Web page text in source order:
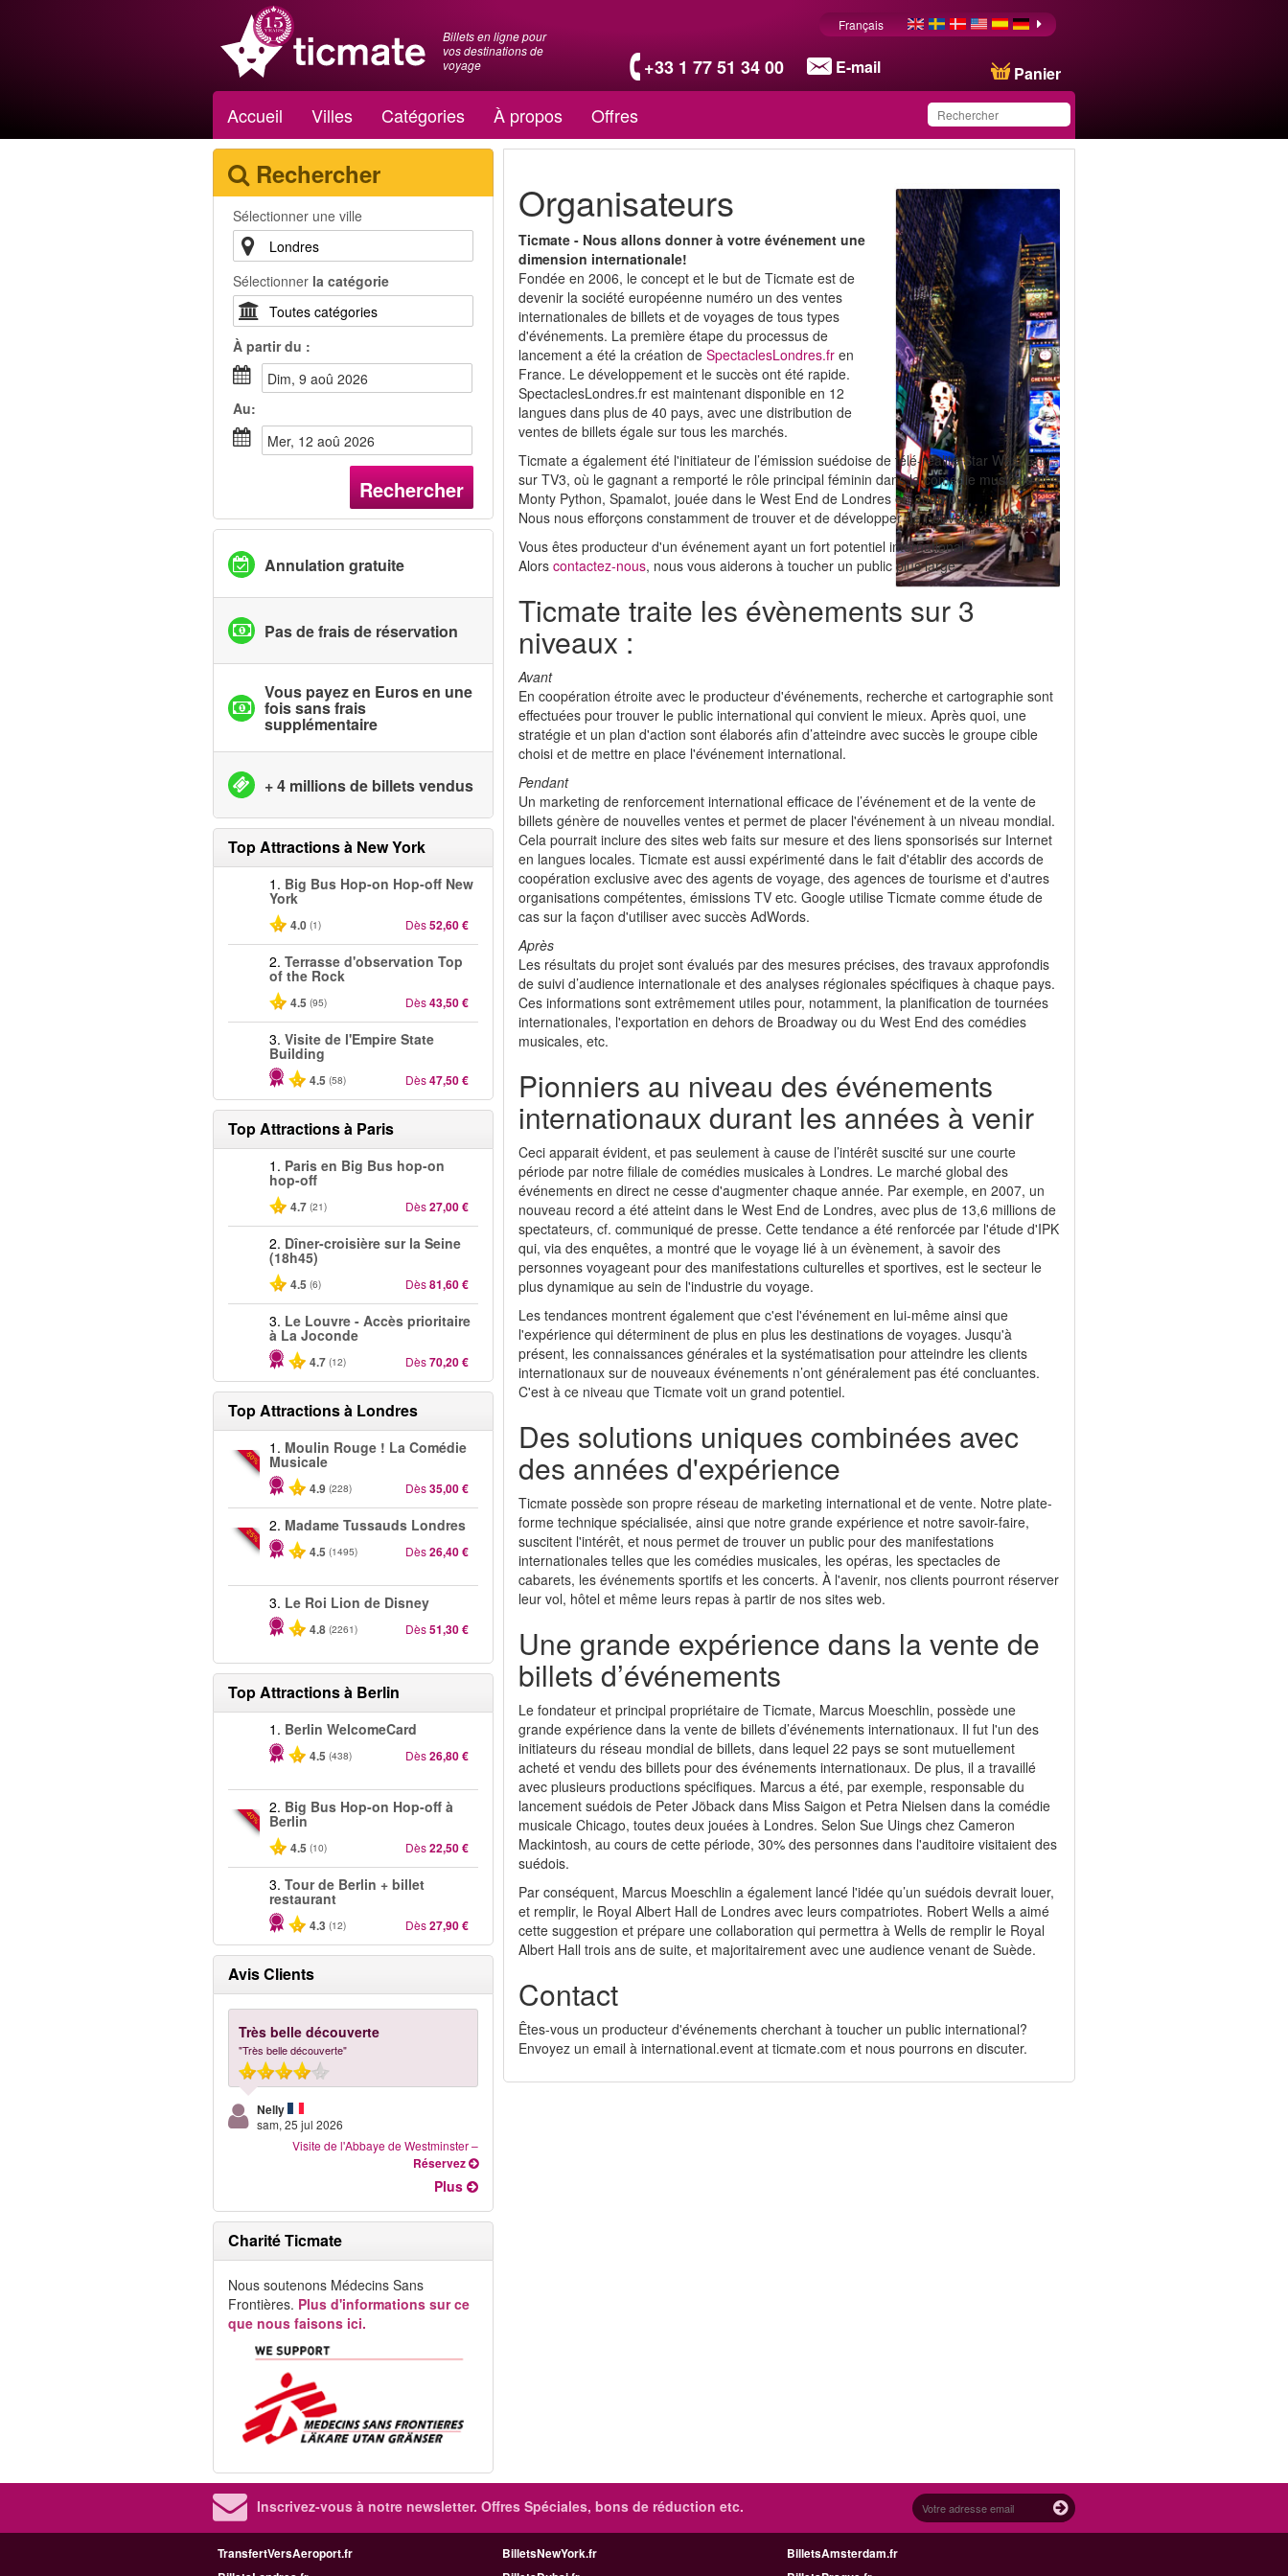
Billets en ligne pour
vos destinations de
voyage
+33 1 77 51 34 00 E-mail Panier
Français
Accueil Villes Catégories À propos Offres
sauvegardé dans votre
liste.
Rechercher
Sélectionner une ville
Sélectionner la catégorie
À partir du :
dim, 9 aoû 2026
Au:
mer, 12 aoû 2026
Rechercher
Annulation gratuite
Pas de frais de réservation
Vous payez en Euros en une
fois sans frais
supplémentaire
+ 4 millions de billets vendus
Top Attractions à New York
1. Big Bus Hop-on Hop-off New
York
4.0 (1) Dès52,60 €
2. Terrasse d'observation Top
of the Rock
4.5 (95) Dès43,50 €
3. Visite de l'Empire State
Building
4.5 (58) Dès47,50 €
Top Attractions à Paris
1. Paris en Big Bus hop-on
hop-off
4.7 (21) Dès27,00 €
2. Dîner-croisière sur la Seine
(18h45)
4.5 (6) Dès81,60 €
3. Le Louvre - Accès prioritaire
à La Joconde
4.7 (12) Dès70,20 €
Top Attractions à Londres
-50%
1. Moulin Rouge ! La Comédie
Musicale
4.9 (228) Dès35,00 €
-25%
2. Madame Tussauds Londres
4.5 (1495) Dès26,40 €
3. Le Roi Lion de Disney
4.8 (2261) Dès51,30 €
Top Attractions à Berlin
1. Berlin WelcomeCard
4.5 (438) Dès26,80 €
-40%
2. Big Bus Hop-on Hop-off à
Berlin
4.5 (10) Dès22,50 €
3. Tour de Berlin + billet
restaurant
4.3 (12) Dès27,90 €
Avis Clients
Très belle découverte
"Très belle découverte"
Nelly
sam, 25 jul 2026
Visite de l'Abbaye de Westminster–
Réservez
Plus
Charité Ticmate
Nous soutenons Médecins Sans
Frontières. Plus d'informations sur ce
que nous faisons ici.
Organisateurs
Ticmate - Nous allons donner à votre événement une
dimension internationale!
Fondée en 2006, le concept et le but de Ticmate est de
devenir la société européenne numéro un des ventes
internationales de billets et de voyages de tous types
d'événements. La première étape du processus de
lancement a été la création deSpectaclesLondres.fr en
France. Le développement et le succès ont été rapide.
SpectaclesLondres.fr est maintenant disponible en 12
langues dans plus de 40 pays, avec une distribution de
ventes de billets égale sur tous les marchés.
Ticmate a également été l'initiateur de l’émission suédoise de télé-réalité Star West End
sur TV3, où le gagnant a remporté le rôle principal féminin dans la comédie musicale des
Monty Python, Spamalot, jouée dans le West End de Londres en 2008/09.
Nous nous efforçons constamment de trouver et de développer de nouveaux projets.
Vous êtes producteur d'un événement ayant un fort potentiel international ?
Alorscontactez-nous, nous vous aiderons à toucher un public plus large.
Ticmate traite les évènements sur 3
niveaux :
Avant
En coopération étroite avec le producteur d'événements, recherche et cartographie sont
effectuées pour trouver le public international qui convient le mieux. Après quoi, une
stratégie et un plan d'action sont élaborés afin d’atteindre avec succès le groupe cible
choisi et de mettre en place l'événement international.
Pendant
Un marketing de renforcement international efficace de l’événement et de la vente de
billets génère de nouvelles ventes et permet de placer l'événement à un niveau mondial.
Cela pourrait inclure des sites web faits sur mesure et des liens sponsorisés sur Internet
en langues locales. Ticmate est aussi expérimenté dans le fait d'établir des accords de
coopération exclusive avec des agents de voyage, des agences de tourisme et d'autres
organisations compétentes, émissions TV etc. Google utilise Ticmate comme étude de
cas sur la façon d'utiliser avec succès AdWords.
Après
Les résultats du projet sont évalués par des mesures précises, des travaux approfondis
de suivi d’audience internationale et des analyses régionales spécifiques à chaque pays.
Ces informations sont extrêmement utiles pour, notamment, la planification de tournées
internationales, l'exportation en dehors de Broadway ou du West End des comédies
musicales, etc.
Pionniers au niveau des événements
internationaux durant les années à venir
Ceci apparait évident, et pas seulement à cause de l’intérêt suscité sur une courte
période par notre filiale de comédies musicales à Londres. Le marché global des
événements en direct ne cesse d'augmenter chaque année. Par exemple, en 2007, un
nouveau record a été atteint dans le West End de Londres, avec plus de 13,6 millions de
spectateurs, cf. communiqué de presse. Cette tendance a été renforcée par l'étude d'IPK
qui, via des enquêtes, a montré que le voyage lié à un évènement, à savoir des
personnes voyageant pour des manifestations culturelles et sportives, est le secteur le
plus dynamique au sein de l'industrie du voyage.
Les tendances montrent également que c'est l'événement en lui-même ainsi que
l'expérience qui déterminent de plus en plus les destinations de voyages. Jusqu'à
présent, les connaissances générales et la systématisation pour atteindre les clients
internationaux sur de nouveaux événements n’ont généralement pas été concluantes.
C'est à ce niveau que Ticmate voit un grand potentiel.
Des solutions uniques combinées avec
des années d'expérience
Ticmate possède son propre réseau de marketing international et de vente. Notre plate-
forme technique spécialisée, ainsi que notre grande expérience et notre savoir-faire,
suscitent l'intérêt, et nous permet de trouver un public pour des manifestations
internationales telles que les comédies musicales, les opéras, les spectacles de
cabarets, les événements sportifs et les concerts. À l'avenir, nos clients pourront réserver
leur vol, hôtel et même leurs repas à partir de nos sites web.
Une grande expérience dans la vente de
billets d’événements
Le fondateur et principal propriétaire de Ticmate, Marcus Moeschlin, possède une
grande expérience dans la vente de billets d’événements internationaux. Il fut l'un des
initiateurs du réseau mondial de billets, dans lequel 22 pays se sont mutuellement
acheté et vendu des billets pour des événements internationaux. De plus, il a travaillé
avec plusieurs productions spécifiques. Marcus a été, par exemple, responsable du
lancement suédois de Peter Jöback dans Miss Saigon et Petra Nielsen dans la comédie
musicale Chicago, toutes deux jouées à Londres. Selon Sue Uings chez Cameron
Mackintosh, au cours de cette période, 30% des personnes dans l'auditoire visitaient des
suédois.
Par conséquent, Marcus Moeschlin a également lancé l'idée qu’un suédois devrait louer,
et remplir, le Royal Albert Hall de Londres avec leurs compatriotes. Robert Wells a aimé
cette suggestion et prépare une collaboration qui permettra à Wells de remplir le Royal
Albert Hall trois ans de suite, et majoritairement avec une audience venant de Suède.
Contact
Êtes-vous un producteur d'événements cherchant à toucher un public international?
Envoyez un email à international.event at ticmate.com et nous pourrons en discuter.
Inscrivez-vous à notre newsletter. Offres Spéciales, bons de réduction etc.
TransfertVersAeroport.fr BilletsNewYork.fr
BilletsAmsterdam.fr